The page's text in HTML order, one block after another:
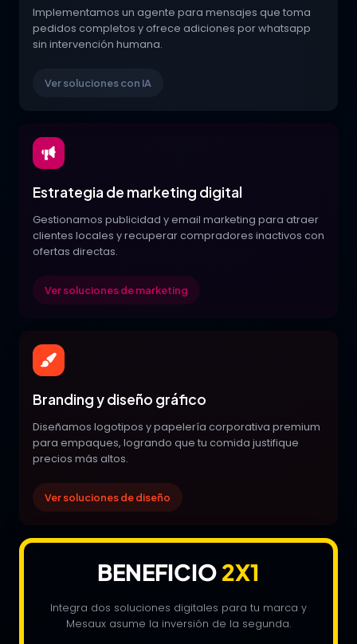
Implementamos un agente para mensajes que toma
pedidos completos y ofrece adiciones por whatsapp
sin intervención humana.
Ver soluciones con IA
Estrategia de marketing digital
Gestionamos publicidad y email marketing para atraer
clientes locales y recuperar compradores inactivos con
ofertas directas.
Ver soluciones de marketing
Branding y diseño gráfico
Diseñamos logotipos y papelería corporativa premium
para empaques, logrando que tu comida justifique
precios más altos.
Ver soluciones de diseño
BENEFICIO 2X1
Integra dos soluciones digitales para tu marca y
Mesaux asume la inversión de la segunda.